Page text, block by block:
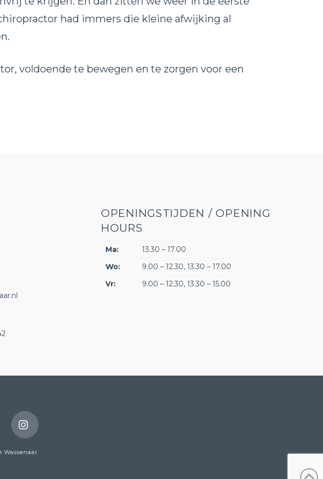
had immers die kleine afwijking al
voldoende te bewegen en te zorgen voor een
OPENINGSTIJDEN / OPENING
HOURS
Ma:
13.30 – 17.00
Wo:
9.00 – 12.30, 13.30 – 17.00
Vr:
9.00 – 12.30, 13.30 – 15.00
Instagram
Wassenaar